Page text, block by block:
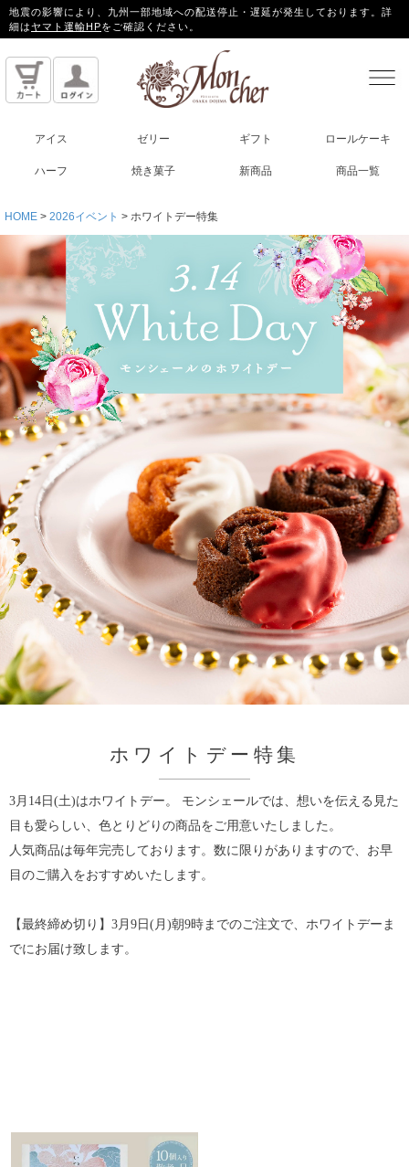
地震の影響により、九州一部地域への配送停止・遅延が発生しております。詳
細はヤマト運輸HPをご確認ください。
アイス ゼリー ギフト ロールケーキ
ハーフ 焼き菓子 新商品 商品一覧
HOME 2026イベント ホワイトデー特集
ホワイトデー特集
3月14日(土)はホワイトデー。 モンシェールでは、想いを伝える見た
目も愛らしい、色とりどりの商品をご用意いたしました。
人気商品は毎年完売しております。数に限りがありますので、お早
目のご購入をおすすめいたします。
【最終締め切り】3月9日(月)朝9時までのご注文で、ホワイトデーま
でにお届け致します。